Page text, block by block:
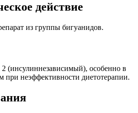
действие
из группы бигуанидов.
(инсулиннезависимый), особенно в
при неэффективности диетотерапии.